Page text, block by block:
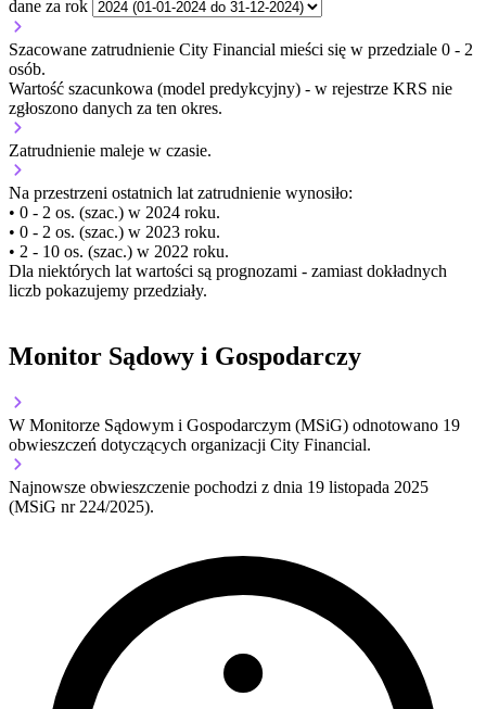
dane za rok
Szacowane zatrudnienie City Financial mieści się w przedziale 0 - 2
osób.
Wartość szacunkowa (model predykcyjny) - w rejestrze KRS nie
zgłoszono danych za ten okres.
Zatrudnienie maleje w czasie.
Na przestrzeni ostatnich lat zatrudnienie wynosiło:
• 0 - 2 os. (szac.) w 2024 roku.
• 0 - 2 os. (szac.) w 2023 roku.
• 2 - 10 os. (szac.) w 2022 roku.
Dla niektórych lat wartości są prognozami - zamiast dokładnych
liczb pokazujemy przedziały.
Monitor Sądowy i Gospodarczy
W Monitorze Sądowym i Gospodarczym (MSiG) odnotowano 19
obwieszczeń dotyczących organizacji City Financial.
Najnowsze obwieszczenie pochodzi z dnia 19 listopada 2025
(MSiG nr 224/2025).